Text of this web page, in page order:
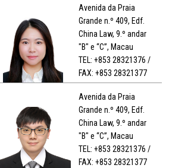
Avenida da Praia
Grande n.º 409, Edf.
China Law, 9.º andar
"B" e “C”, Macau
TEL: +853 28321376 /
FAX: +853 28321377
Avenida da Praia
Grande n.º 409, Edf.
China Law, 9.º andar
"B" e “C”, Macau
TEL: +853 28321376 /
FAX: +853 28321377